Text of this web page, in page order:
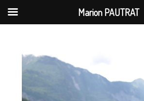
Marion PAUTRAT